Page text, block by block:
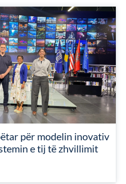
për modelin inovativ
e tij të zhvillimit